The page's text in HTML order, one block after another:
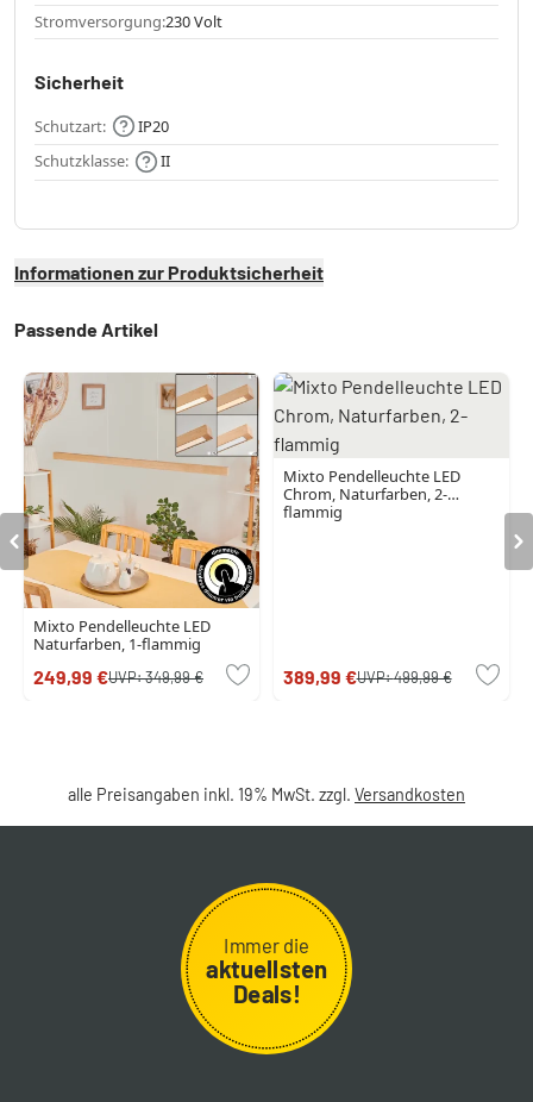
Stromversorgung:230 Volt
Sicherheit
Schutzart:
IP20
Schutzklasse:
II
Informationen zur Produktsicherheit
Passende Artikel
Mixto Pendelleuchte LED
Naturfarben, 1-flammig
249,99 €UVP:349,99 €
Mixto Pendelleuchte LED
Chrom, Naturfarben, 2-
flammig
389,99 €UVP:499,99 €
alle Preisangaben inkl. 19% MwSt. zzgl. Versandkosten
Immer die
aktuellsten
Deals!